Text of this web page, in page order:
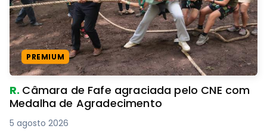
PREMIUM
R. Câmara de Fafe agraciada pelo CNE com
Medalha de Agradecimento
5 agosto 2026